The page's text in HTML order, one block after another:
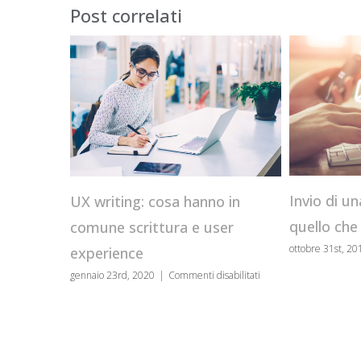
Post correlati
Invio di una newsletter: tutto
quello che devi sapere
ottobre 31st, 2019
usarli
ottobre 14th,